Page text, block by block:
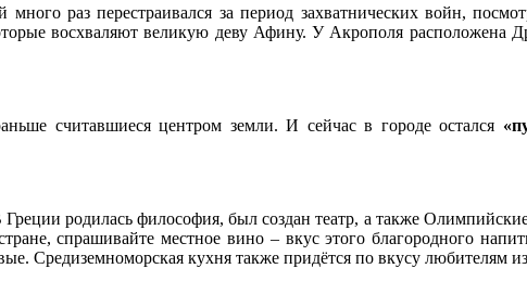
много раз перестраивался за период захватнических войн,
восхваляют великую деву Афину. У Акрополя расположена
считавшиеся центром земли. И сейчас в городе остался
родилась философия, был создан театр, а также
спрашивайте местное вино – вкус этого благородного
Средиземноморская кухня также придётся по вкусу любителям